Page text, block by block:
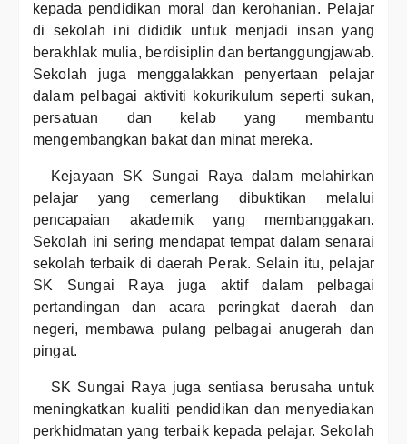
kepada pendidikan moral dan kerohanian. Pelajar
di sekolah ini dididik untuk menjadi insan yang
berakhlak mulia, berdisiplin dan bertanggungjawab.
Sekolah juga menggalakkan penyertaan pelajar
dalam pelbagai aktiviti kokurikulum seperti sukan,
persatuan dan kelab yang membantu
mengembangkan bakat dan minat mereka.
Kejayaan SK Sungai Raya dalam melahirkan
pelajar yang cemerlang dibuktikan melalui
pencapaian akademik yang membanggakan.
Sekolah ini sering mendapat tempat dalam senarai
sekolah terbaik di daerah Perak. Selain itu, pelajar
SK Sungai Raya juga aktif dalam pelbagai
pertandingan dan acara peringkat daerah dan
negeri, membawa pulang pelbagai anugerah dan
pingat.
SK Sungai Raya juga sentiasa berusaha untuk
meningkatkan kualiti pendidikan dan menyediakan
perkhidmatan yang terbaik kepada pelajar. Sekolah